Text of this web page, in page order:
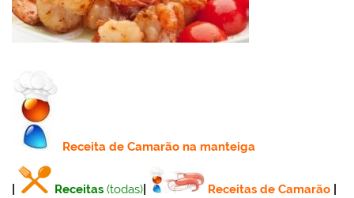
Receitade Camarão na manteiga
Receitas (todas) Receitas de Camarão